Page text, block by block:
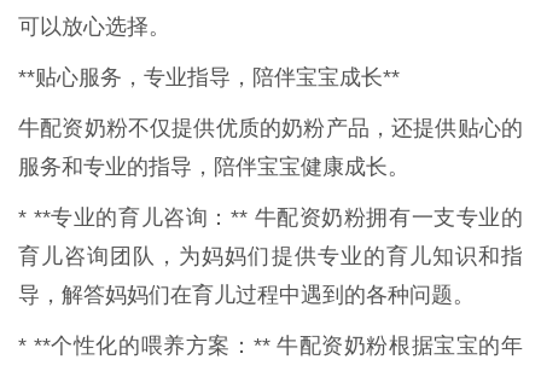
可以放心选择。
**贴心服务，专业指导，陪伴宝宝成长**
牛配资奶粉不仅提供优质的奶粉产品，还提供贴心的
服务和专业的指导，陪伴宝宝健康成长。
* **专业的育儿咨询：** 牛配资奶粉拥有一支专业的
育儿咨询团队，为妈妈们提供专业的育儿知识和指
导，解答妈妈们在育儿过程中遇到的各种问题。
* **个性化的喂养方案：** 牛配资奶粉根据宝宝的年